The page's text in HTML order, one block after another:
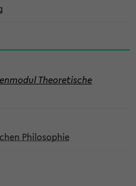
Theoretische
Philosophie